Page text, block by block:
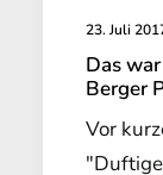
23. Juli
Das
Berger
Vor